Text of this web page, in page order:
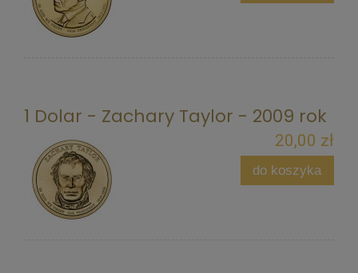
1 Dolar - Zachary Taylor - 2009 rok
20,00 zł
do koszyka